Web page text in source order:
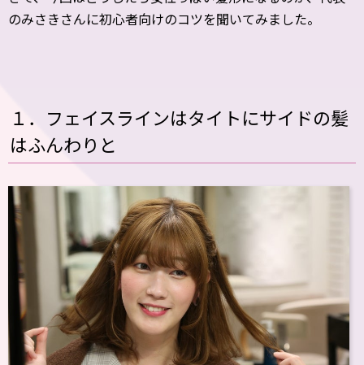
のみさきさんに初心者向けのコツを聞いてみました。
１．フェイスラインはタイトにサイドの髪
はふんわりと